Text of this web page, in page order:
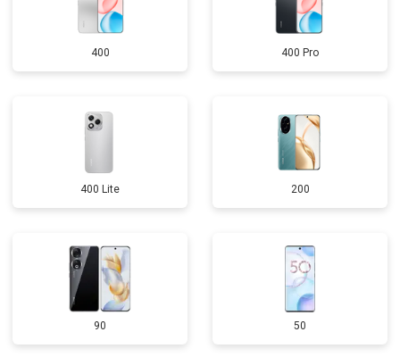
400 400 Pro
400 Lite 200
90 50